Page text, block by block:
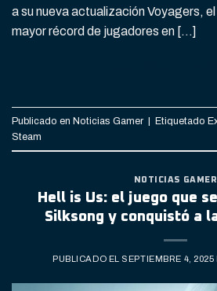
a su nueva actualización Voyagers,
mayor récord de jugadores en […]
Publicado en Noticias Gamer | Etiquetado
Steam
NOTICIAS GAMER
Hell is Us: el juego que
Silksong y conquistó a
PUBLICADO EL SEPTIEMBRE 4, 2025